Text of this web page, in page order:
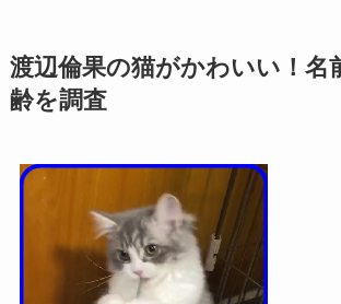
渡辺倫果の猫がかわいい！名
齢を調査